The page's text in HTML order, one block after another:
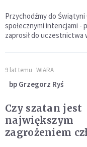
Przychodźmy do
społecznymi intencjami -
zaprosił do uczestnictwa
9 lat temu WIARA
bp Grzegorz Ryś
Czy szatan jest
największym
zagrożeniem